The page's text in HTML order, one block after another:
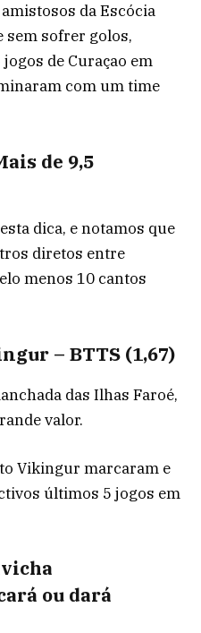
da Escócia
sofrer golos,
de Curaçao em
com um time
de 9,5
dica, e notamos que
diretos entre
menos 10 cantos
– BTTS (1,67)
das Ilhas Faroé,
valor.
Vikingur marcaram e
últimos 5 jogos em
ou dará